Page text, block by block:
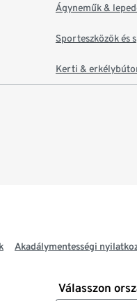
Ágyneműk &
Sporteszközök és
Kerti &
Akadálymentességi
Válasszon